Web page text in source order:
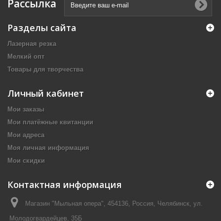
Рассылка
Разделы сайта
Лазерная резка
Мелкий опт
Товары для творчества
Личный кабинет
Мои заказы
Мои платёжные квитанции
Мои адреса
Моя личная информация
Мои скидки
Контактная информация
Магазин "Мыльная опера", 454136, Россия, Челябинск, ул.
Молодогвардейцев, 35Б